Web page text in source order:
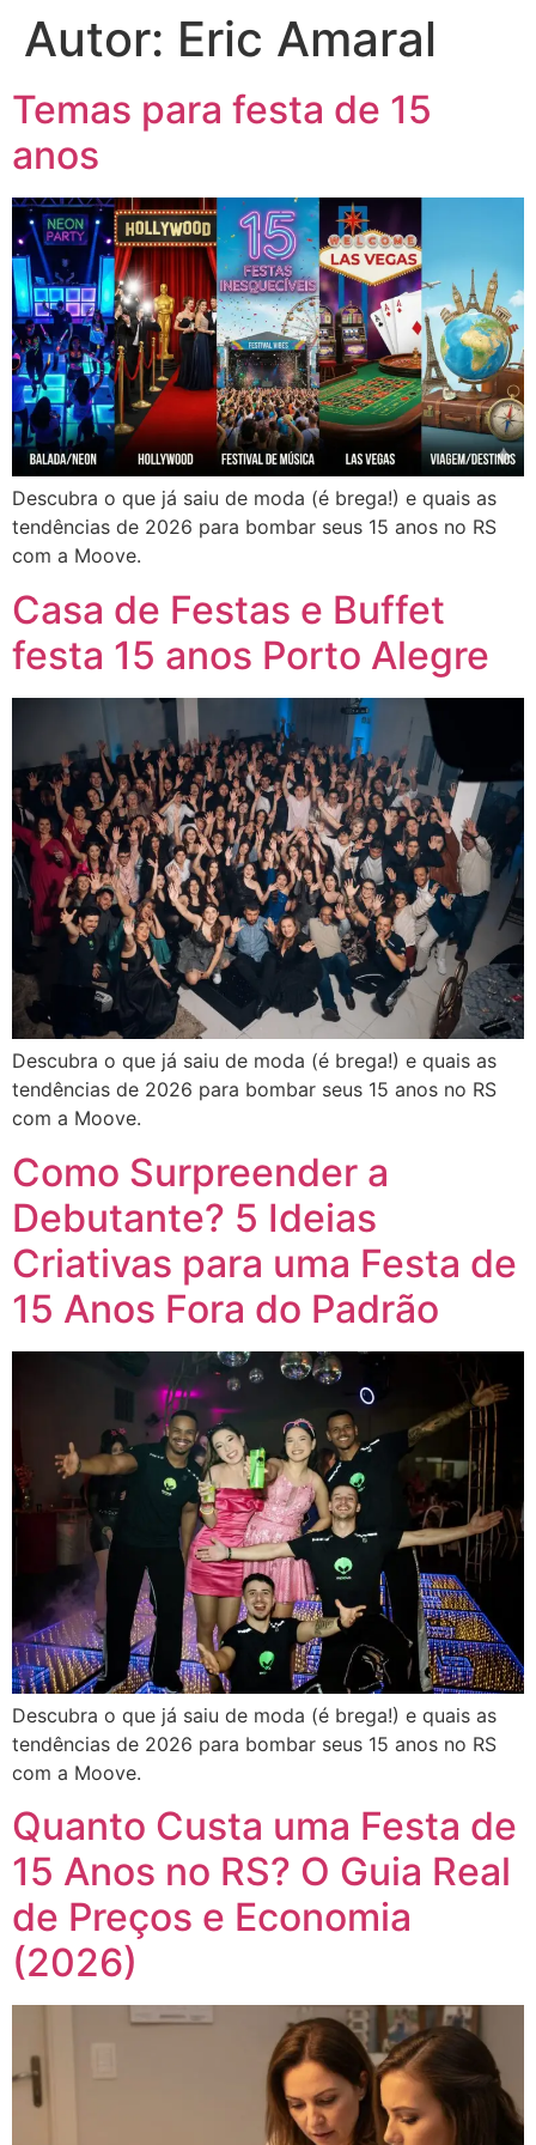
Autor: Eric Amaral
Temas para festa de 15
anos
Descubra o que já saiu de moda (é brega!) e quais as
tendências de 2026 para bombar seus 15 anos no RS
com a Moove.
Casa de Festas e Buffet
festa 15 anos Porto Alegre
Descubra o que já saiu de moda (é brega!) e quais as
tendências de 2026 para bombar seus 15 anos no RS
com a Moove.
Como Surpreender a
Debutante? 5 Ideias
Criativas para uma Festa de
15 Anos Fora do Padrão
Descubra o que já saiu de moda (é brega!) e quais as
tendências de 2026 para bombar seus 15 anos no RS
com a Moove.
Quanto Custa uma Festa de
15 Anos no RS? O Guia Real
de Preços e Economia
(2026)